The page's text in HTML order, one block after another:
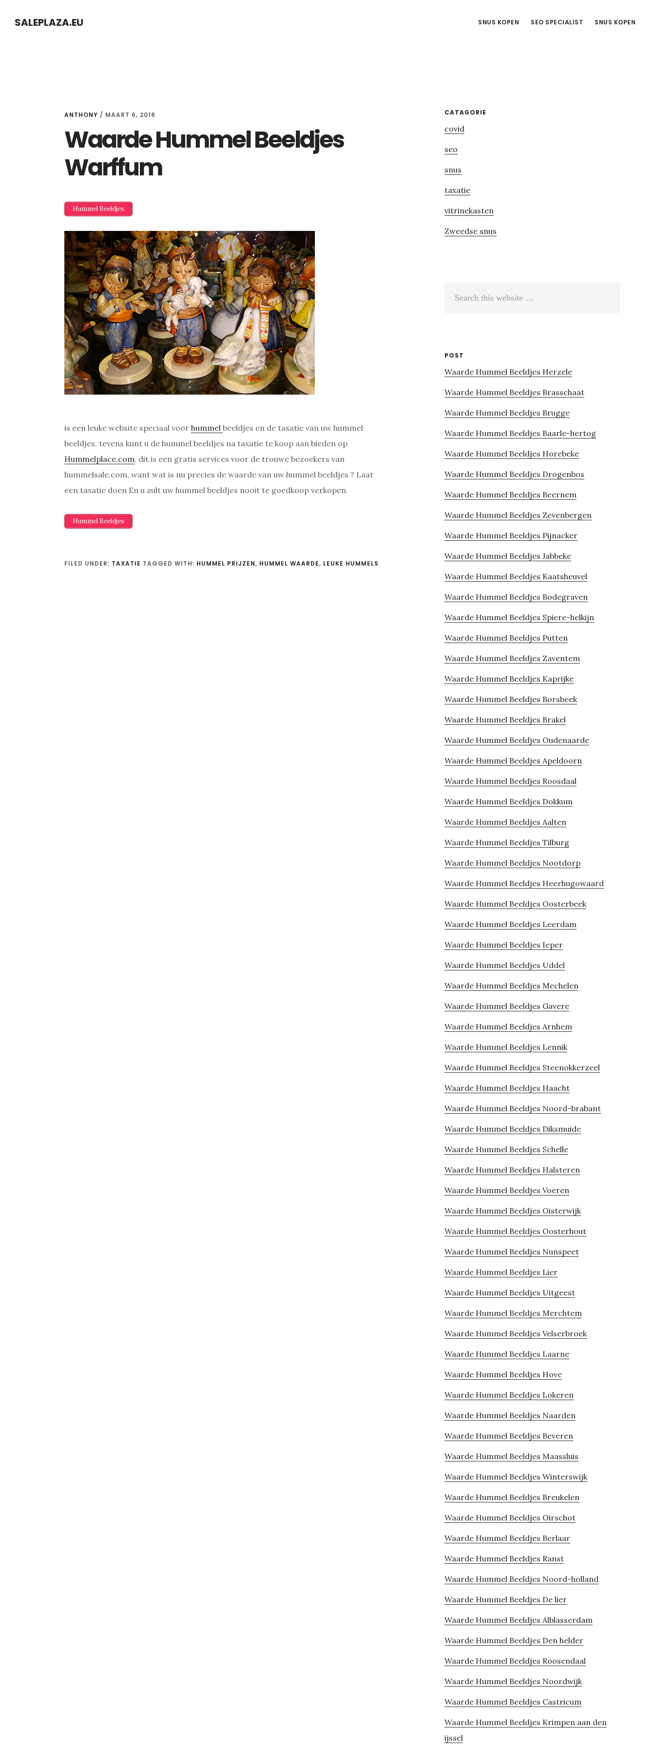
SALEPLAZA.EU SNUS KOPEN SEO SPECIALIST SNUS KOPEN
ANTHONY / MAART 6, 2016
Waarde Hummel Beeldjes
Warffum
Hummel Beeldjes
is een leuke website speciaal voor hummel beeldjes en de taxatie van uw hummel
beeldjes, tevens kunt u de hummel beeldjes na taxatie te koop aan bieden op
Hummelplace.com, dit is een gratis services voor de trouwe bezoekers van
hummelsale.com, want wat is nu precies de waarde van uw hummel beeldjes ? Laat
een taxatie doen En u zult uw hummel beeldjes nooit te goedkoop verkopen.
Hummel Beeldjes
FILED UNDER: TAXATIE TAGGED WITH: HUMMEL PRIJZEN, HUMMEL WAARDE, LEUKE HUMMELS
Primary
Sidebar
CATAGORIE
covid
seo
snus
taxatie
vitrinekasten
Zweedse snus
POST
Waarde Hummel Beeldjes Herzele
Waarde Hummel Beeldjes Brasschaat
Waarde Hummel Beeldjes Brugge
Waarde Hummel Beeldjes Baarle-hertog
Waarde Hummel Beeldjes Horebeke
Waarde Hummel Beeldjes Drogenbos
Waarde Hummel Beeldjes Beernem
Waarde Hummel Beeldjes Zevenbergen
Waarde Hummel Beeldjes Pijnacker
Waarde Hummel Beeldjes Jabbeke
Waarde Hummel Beeldjes Kaatsheuvel
Waarde Hummel Beeldjes Bodegraven
Waarde Hummel Beeldjes Spiere-helkijn
Waarde Hummel Beeldjes Putten
Waarde Hummel Beeldjes Zaventem
Waarde Hummel Beeldjes Kaprijke
Waarde Hummel Beeldjes Borsbeek
Waarde Hummel Beeldjes Brakel
Waarde Hummel Beeldjes Oudenaarde
Waarde Hummel Beeldjes Apeldoorn
Waarde Hummel Beeldjes Roosdaal
Waarde Hummel Beeldjes Dokkum
Waarde Hummel Beeldjes Aalten
Waarde Hummel Beeldjes Tilburg
Waarde Hummel Beeldjes Nootdorp
Waarde Hummel Beeldjes Heerhugowaard
Waarde Hummel Beeldjes Oosterbeek
Waarde Hummel Beeldjes Leerdam
Waarde Hummel Beeldjes Ieper
Waarde Hummel Beeldjes Uddel
Waarde Hummel Beeldjes Mechelen
Waarde Hummel Beeldjes Gavere
Waarde Hummel Beeldjes Arnhem
Waarde Hummel Beeldjes Lennik
Waarde Hummel Beeldjes Steenokkerzeel
Waarde Hummel Beeldjes Haacht
Waarde Hummel Beeldjes Noord-brabant
Waarde Hummel Beeldjes Diksmuide
Waarde Hummel Beeldjes Schelle
Waarde Hummel Beeldjes Halsteren
Waarde Hummel Beeldjes Voeren
Waarde Hummel Beeldjes Oisterwijk
Waarde Hummel Beeldjes Oosterhout
Waarde Hummel Beeldjes Nunspeet
Waarde Hummel Beeldjes Lier
Waarde Hummel Beeldjes Uitgeest
Waarde Hummel Beeldjes Merchtem
Waarde Hummel Beeldjes Velserbroek
Waarde Hummel Beeldjes Laarne
Waarde Hummel Beeldjes Hove
Waarde Hummel Beeldjes Lokeren
Waarde Hummel Beeldjes Naarden
Waarde Hummel Beeldjes Beveren
Waarde Hummel Beeldjes Maassluis
Waarde Hummel Beeldjes Winterswijk
Waarde Hummel Beeldjes Breukelen
Waarde Hummel Beeldjes Oirschot
Waarde Hummel Beeldjes Berlaar
Waarde Hummel Beeldjes Ranst
Waarde Hummel Beeldjes Noord-holland
Waarde Hummel Beeldjes De lier
Waarde Hummel Beeldjes Alblasserdam
Waarde Hummel Beeldjes Den helder
Waarde Hummel Beeldjes Roosendaal
Waarde Hummel Beeldjes Noordwijk
Waarde Hummel Beeldjes Castricum
Waarde Hummel Beeldjes Krimpen aan den
ijssel